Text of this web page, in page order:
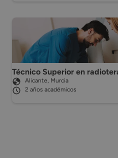
Técnico Superior en
Alicante, Murcia
2 años académicos